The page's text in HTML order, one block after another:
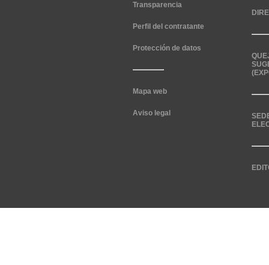
Transparencia
Perfil del contratante
Protección de datos
Mapa web
Aviso legal